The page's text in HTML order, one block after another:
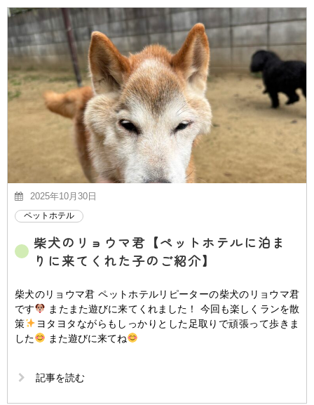
2025年10月30日
ペットホテル
柴犬のリョウマ君【ペットホテルに泊ま
りに来てくれた子のご紹介】
柴犬のリョウマ君 ペットホテルリピーターの柴犬のリョウマ君
です
またまた遊びに来てくれました！ 今回も楽しくランを散
策
ヨタヨタながらもしっかりとした足取りで頑張って歩きま
した
また遊びに来てね
記事を読む